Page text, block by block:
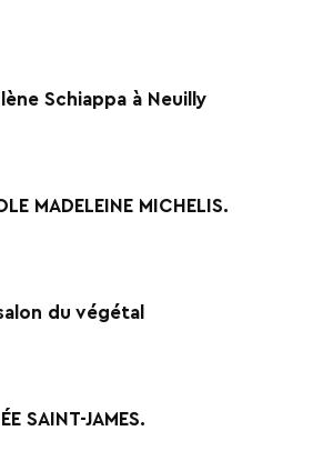
Schiappa à Neuilly
MADELEINE MICHELIS.
du végétal
SAINT-JAMES.